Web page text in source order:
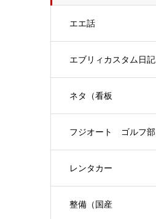
エエ話
エブリィカスタム日記
ネタ（看板
フジオート ゴルフ部
レンタカー
整備（国産